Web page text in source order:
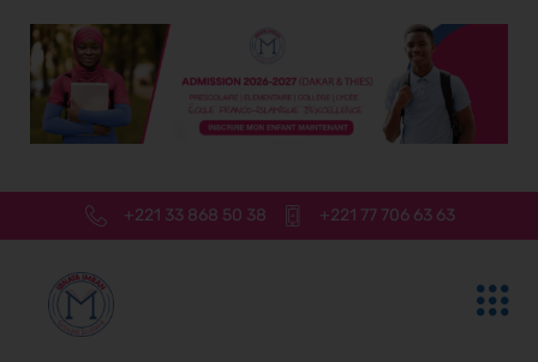
+221 33 868 50 38 +221 77 706 63 63